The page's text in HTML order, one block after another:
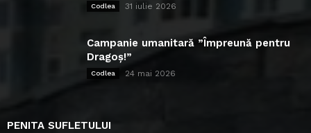
Codlea 31 iulie 2026
Campanie umanitară ”Împreună pentru
Dragoș!”
Codlea 24 mai 2026
PENITA SUFLETULUI